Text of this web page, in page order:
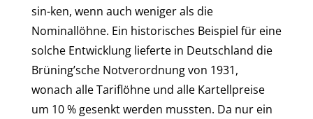
sin-ken, wenn auch weniger als die
Nominallöhne. Ein historisches Beispiel für eine
solche Entwicklung lieferte in Deutschland die
Brüning’sche Notverordnung von 1931,
wonach alle Tariflöhne und alle Kartellpreise
um 10 % gesenkt werden mussten. Da nur ein